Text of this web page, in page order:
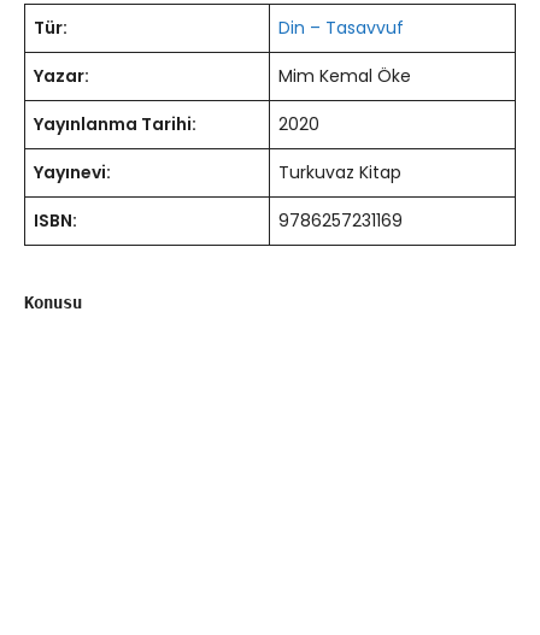
Tür:
Din – Tasavvuf
Yazar:
Mim Kemal Öke
Yayınlanma Tarihi:
2020
Yayınevi:
Turkuvaz Kitap
ISBN:
9786257231169
Konusu